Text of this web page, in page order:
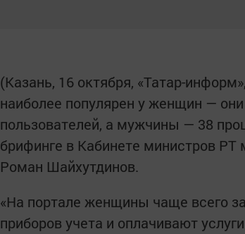
(Казань, 16 октября, «Татар-
наиболее популярен у женщин —
пользователей, а мужчины — 38
брифинге в Кабинете министров
Роман Шайхутдинов.
«На портале женщины чаще всего
приборов учета и оплачивают